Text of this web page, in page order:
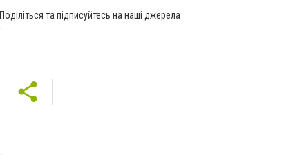
Поділіться та підписуйтесь на наші джерела